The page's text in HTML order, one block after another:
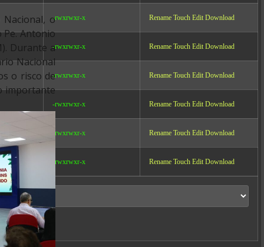
-rwxrwxr-x Rename Touch Edit Download
-rwxrwxr-x Rename Touch Edit Download
-rwxrwxr-x Rename Touch Edit Download
-rwxrwxr-x Rename Touch Edit Download
-rwxrwxr-x Rename Touch Edit Download
-rwxrwxr-x Rename Touch Edit Download
Nacional, o
Antonio
Durante a
Nacional
o risco de
importante